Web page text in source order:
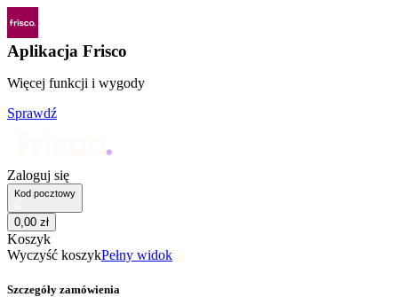
Aplikacja Frisco
Więcej funkcji i wygody
Sprawdź
Zaloguj się
Kod pocztowy
0,00 zł
Koszyk
Wyczyść koszykPełny widok
Szczegóły zamówienia